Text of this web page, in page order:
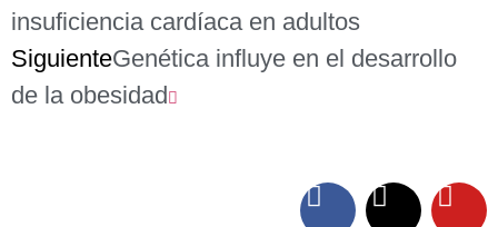
insuficiencia cardíaca en adultos
SiguienteGenética influye en el desarrollo
de la obesidad